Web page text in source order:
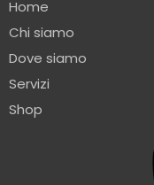
Home
Chi siamo
Dove siamo
Servizi
Shop